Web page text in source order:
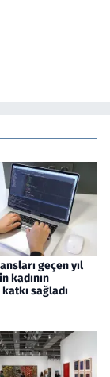
geçen yıl
kadının
sağladı